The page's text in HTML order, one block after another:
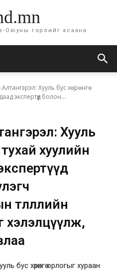
Оюуны гэрлийг асаана
Хууль бус хөрөнгө
экспертүүд болон...
Хууль
тухай хуулийн
хэлэлцүүлж,
бус хөрөнгө орлогыг хураан